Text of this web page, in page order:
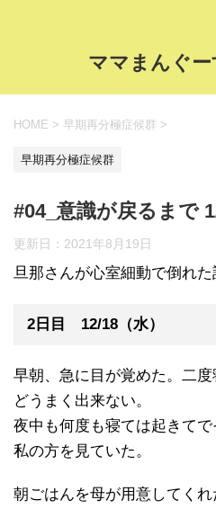
ママまんぐ
HOME > 早期再分極症候群 >
早期再分極症候群
#04_意識が戻るまで
更新日： 2021年8月19日
旦那さんが心室細動で倒れ
2日目 12/18（水）
早朝、急に目が覚めた。二
どうまく出来ない。
夜中も何度も寝ては起きて
私の方を見ていた。
朝ごはんを母が用意してく